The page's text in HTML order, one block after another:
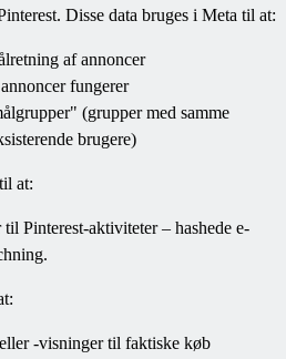
Disse data bruges i Meta til at:
af annoncer
fungerer
(grupper med samme
brugere)
at:
Pinterest-aktiviteter – hashede e-
-visninger til faktiske køb